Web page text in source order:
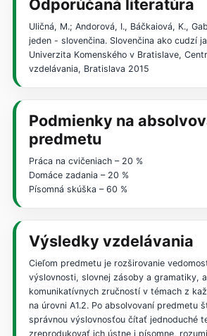
Odporúčaná literatúra
Uličná, M.; Andorová, I., Báčkaiová, K.,
jeden - slovenčina. Slovenčina ako cudzí
Univerzita Komenského v Bratislave,
vzdelávania, Bratislava 2015
Podmienky na
predmetu
Práca na cvičeniach – 20 %
Domáce zadania – 20 %
Písomná skúška – 60 %
Výsledky vzdelávania
Cieľom predmetu je rozširovanie
výslovnosti, slovnej zásoby a gramatiky,
komunikatívnych zručností v témach z
na úrovni A1.2. Po absolvovaní predmetu
správnou výslovnosťou čítať jednoduché
zreprodukovať ich ústne i písomne,